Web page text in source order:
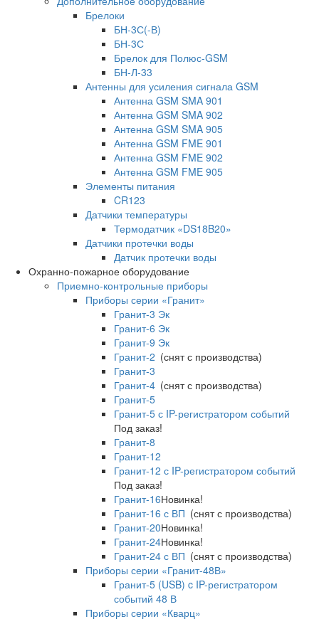
Брелоки
БН-3С(-В)
БН-3С
Брелок для Полюс-GSM
БН-Л-33
Антенны для усиления сигнала GSM
Антенна GSM SMA 901
Антенна GSM SMA 902
Антенна GSM SMA 905
Антенна GSM FME 901
Антенна GSM FME 902
Антенна GSM FME 905
Элементы питания
CR123
Датчики температуры
Термодатчик «DS18B20»
Датчики протечки воды
Датчик протечки воды
Охранно-пожарное оборудование
Приемно-контрольные приборы
Приборы серии «Гранит»
Гранит-3 Эк
Гранит-6 Эк
Гранит-9 Эк
Гранит-2 (снят с производства)
Гранит-3
Гранит-4 (снят с производства)
Гранит-5
Гранит-5 с IP-регистратором событий
Под заказ!
Гранит-8
Гранит-12
Гранит-12 с IP-регистратором событий
Под заказ!
Гранит-16Новинка!
Гранит-16 с ВП (снят с производства)
Гранит-20Новинка!
Гранит-24Новинка!
Гранит-24 с ВП (снят с производства)
Приборы серии «Гранит-48В»
Гранит-5 (USB) c IP-регистратором
событий 48 В
Приборы серии «Кварц»